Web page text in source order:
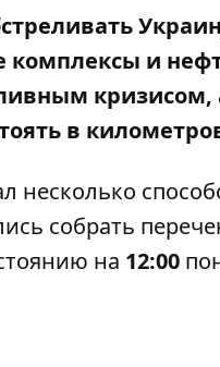
и
в
несколько
собрать
на 12:00